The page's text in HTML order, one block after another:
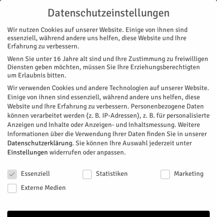
Start Magazin Geschichte/n Viele Pläne für 2024
MAGAZIN GESCHICHTE/N
Viele Pläne für 2024
Jülicher Geschichtsverein: Von einer bemerkenswerten
Herzogin, StadtRäumen und den Anfängen der Demokratie.
Von Jülicher Geschichtsverein- Januar 4, 2024
Facebook Twitter
Datenschutzeinstellungen
Wir nutzen Cookies auf unserer Website. Einige von ihnen sind
essenziell, während andere uns helfen, diese Website und Ihre
Erfahrung zu verbessern.
Wenn Sie unter 16 Jahre alt sind und Ihre Zustimmung zu freiwilligen
Diensten geben möchten, müssen Sie Ihre Erziehungsberechtigten
um Erlaubnis bitten.
Wir verwenden Cookies und andere Technologien auf unserer Website.
Einige von ihnen sind essenziell, während andere uns helfen, diese
Website und Ihre Erfahrung zu verbessern. Personenbezogene Daten
können verarbeitet werden (z. B. IP-Adressen), z. B. für personalisierte
Anzeigen und Inhalte oder Anzeigen- und Inhaltsmessung. Weitere
Informationen über die Verwendung Ihrer Daten finden Sie in unserer
Datenschutzerklärung. Sie können Ihre Auswahl jederzeit unter
Einstellungen widerrufen oder anpassen.
Essenziell
Statistiken
Marketing
Externe Medien